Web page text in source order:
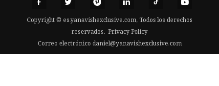
Copyright © es.yanavishexclusive.com, Todos los derechos
reservados. Privacy Policy
Correo electrónico daniel@yanavishexclusive.com